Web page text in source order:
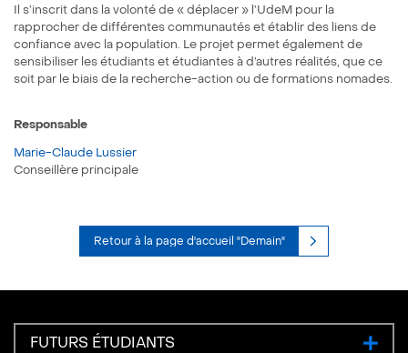
Il s’inscrit dans la volonté de « déplacer » l’UdeM pour la
rapprocher de différentes communautés et établir des liens de
confiance avec la population. Le projet permet également de
sensibiliser les étudiants et étudiantes à d’autres réalités, que ce
soit par le biais de la recherche-action ou de formations nomades.
Responsable
Marie-Claude Lussier
Conseillère principale
Retour à la page d'accueil "Demain"
FUTURS ÉTUDIANTS